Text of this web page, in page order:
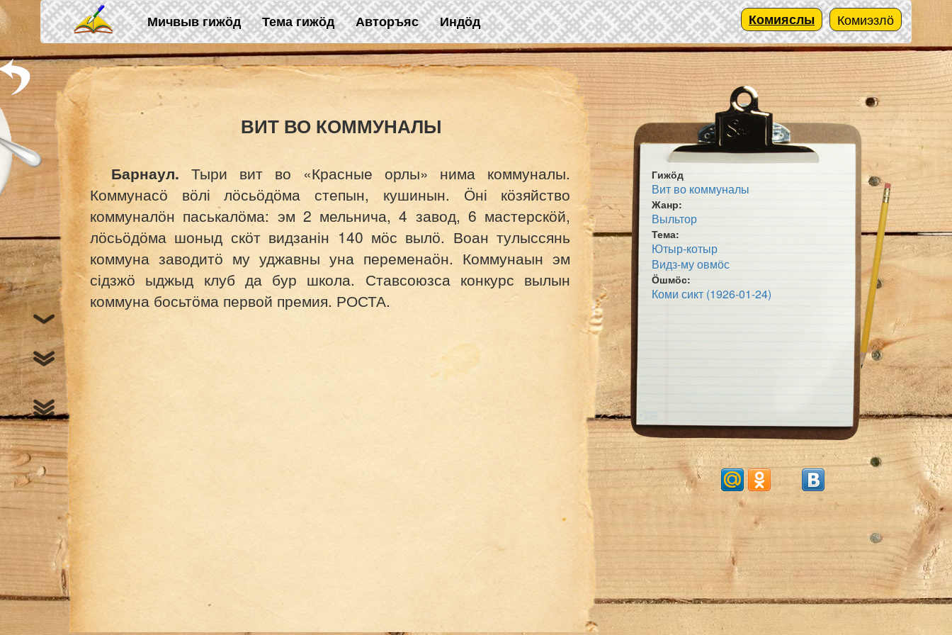
Skip to main content
Мичвыв гижӧд Тема гижӧд Авторъяс Индӧд Комиэзлӧ
Комияслы
ВИТ ВО КОММУНАЛЫ
Барнаул. Тыри вит во «Красные орлы» нима коммуналы.
Коммунасӧ вӧлі лӧсьӧдӧма степын, кушинын. Ӧні кӧзяйство
коммуналӧн паськалӧма: эм 2 мельнича, 4 завод, 6 мастерскӧй,
лӧсьӧдӧма шоныд скӧт видзанін 140 мӧс вылӧ. Воан тулыссянь
коммуна заводитӧ му уджавны уна переменаӧн. Коммунаын эм
сідзжӧ ыджыд клуб да бур школа. Ставсоюзса конкурс вылын
коммуна босьтӧма первой премия. РОСТА.
Гижӧд
Вит во коммуналы
Жанр:
Выльтор
Тема:
Ютыр-котыр
Видз-му овмӧс
Ӧшмӧс:
Коми сикт (1926-01-24)